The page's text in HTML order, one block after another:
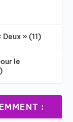
» (11)
le
: